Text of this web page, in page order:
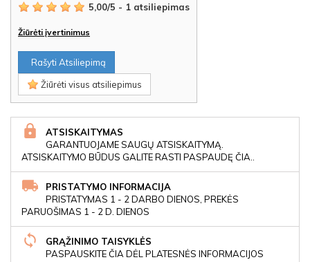
5,00/5 - 1 atsiliepimas
Žiūrėti įvertinimus
Rašyti Atsiliepimą
Žiūrėti visus atsiliepimus
ATSISKAITYMAS
GARANTUOJAME SAUGŲ ATSISKAITYMĄ.
ATSISKAITYMO BŪDUS GALITE RASTI PASPAUDĘ ČIA..
PRISTATYMO INFORMACIJA
PRISTATYMAS 1 - 2 DARBO DIENOS, PREKĖS
PARUOŠIMAS 1 - 2 D. DIENOS
GRĄŽINIMO TAISYKLĖS
PASPAUSKITE ČIA DĖL PLATESNĖS INFORMACIJOS